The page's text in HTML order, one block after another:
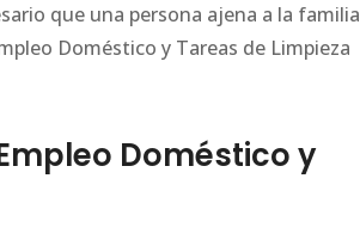
que una persona ajena a la familia
Doméstico y Tareas de Limpieza
Empleo Doméstico y